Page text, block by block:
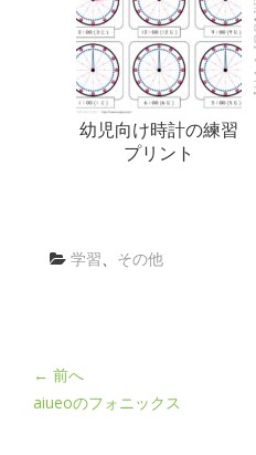
幼児向け時計の練習
プリント
学習 その他
← 前へ
aiueoのフォニックス